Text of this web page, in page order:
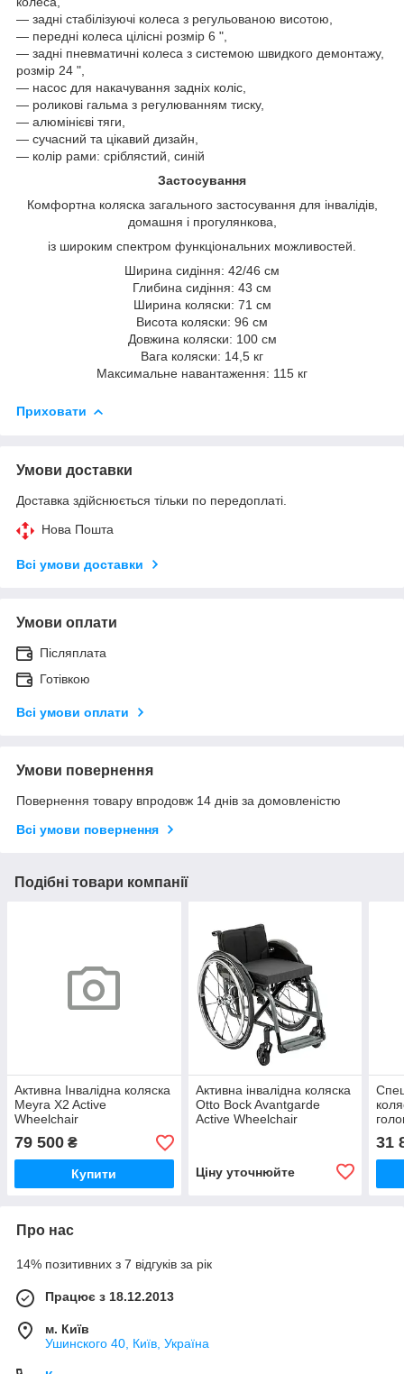
― задні стабілізуючі колеса з регульованою висотою,
― передні колеса цілісні розмір 6 ",
― задні пневматичні колеса з системою швидкого демонтажу,
розмір 24 ",
― насос для накачування задніх коліс,
― роликові гальма з регулюванням тиску,
― алюмінієві тяги,
― сучасний та цікавий дизайн,
― колір рами: сріблястий, синій
Застосування
Комфортна коляска загального застосування для інвалідів,
домашня і прогулянкова,
із широким спектром функціональних можливостей.
Ширина сидіння: 42/46 см
Глибина сидіння: 43 см
Ширина коляски: 71 см
Висота коляски: 96 см
Довжина коляски: 100 см
Вага коляски: 14,5 кг
Максимальне навантаження: 115 кг
Приховати
Умови доставки
Доставка здійснюється тільки по передоплаті.
Нова Пошта
Всі умови доставки
Умови оплати
Післяплата
Готівкою
Всі умови оплати
Умови повернення
Повернення товару впродовж 14 днів за домовленістю
Всі умови повернення
Подібні товари компанії
Активна Інвалідна коляска
Meyra X2 Active
Wheelchair
79 500 ₴
Купити
Активна інвалідна коляска
Otto Bock Avantgarde
Active Wheelchair
Ціну уточнюйте
31
Про нас
14% позитивних з 7 відгуків за рік
Працює з 18.12.2013
м. Київ
Ушинского 40, Київ, Україна